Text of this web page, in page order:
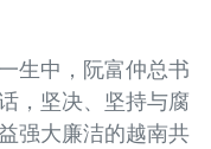
生中，阮富仲总书
，坚决、坚持与腐
强大廉洁的越南共